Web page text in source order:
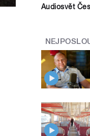
Audiosvět